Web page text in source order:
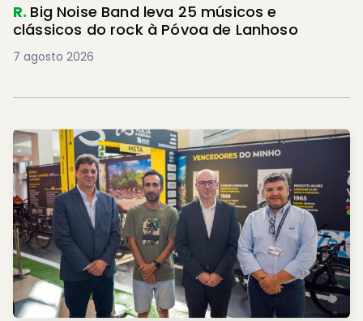
R. Big Noise Band leva 25 músicos e
clássicos do rock à Póvoa de Lanhoso
7 agosto 2026